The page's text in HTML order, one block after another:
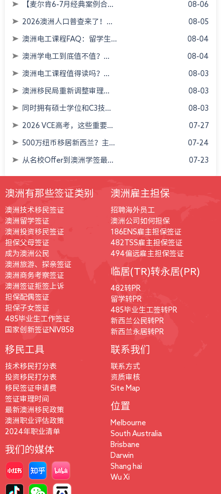
【麦尔肯6-7月经典案例合... 08-06
2026澳洲人口普查来了！... 08-05
澳洲电工课程FAQ：留学生... 08-04
澳洲学电工到底值不值？... 08-04
澳洲电工课程值得读吗？... 08-03
澳洲移民局重新调整审理... 08-03
同时拥有硕士学位和C3技... 08-03
2026 VCE高考，这些重要... 07-27
500万纽币移居新西兰？主... 07-24
从名校Offer到澳洲学签最... 07-23
澳洲有那些签证类别
澳洲技术移民签证
澳洲留学签证
澳洲投资移民签证
担保父母签证
成为澳洲公民
澳洲旅游、探亲签证
澳洲商务考察签证
澳洲签证拒签上诉
担保配偶签证
担保子女签证
485毕业生工作签证
国家创新签证NIV858
澳洲雇主担保
招聘海外员工
澳洲公司如何担保
186ENS雇主担保签证
482TSS雇主担保签证
494偏远雇主担保签证
临居(TR)转永居(PR)
482转PR
留学转PR
485毕业生工签转PR
新西兰公民转PR
新西兰永居转PR
移民工具
技术移民打分表
投资移民打分表
移民签证申请费
签证审理时间
最新澳洲移民政策
澳洲职业评估政策
2024年职业清单
我们的媒体
联系我们
联系方式
资质审核
Site Map
位置
Melbourne
South Australia
Brisbane
Darwin
Shang hai
Wu Xi